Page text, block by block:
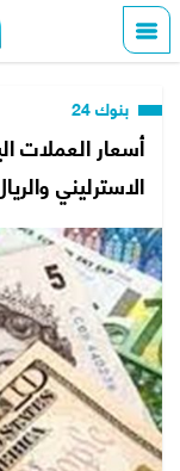
بنوك 24
أسعار العملات
الاسترليني